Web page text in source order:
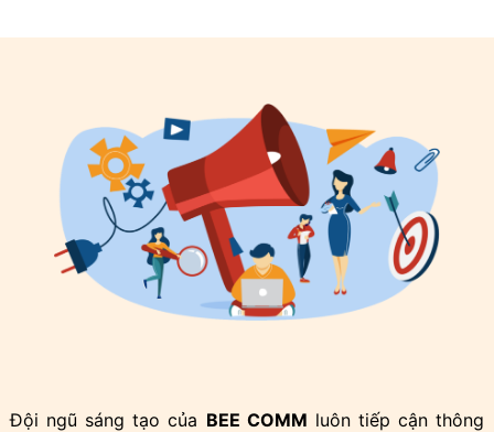
Đội ngũ sáng tạo của BEE COMM luôn tiếp cận thông